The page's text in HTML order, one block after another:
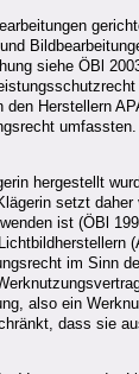
siehe ÖBl
Herstellern
hergestellt
setzt
ist (ÖBl
im Sinn
also ein
dass